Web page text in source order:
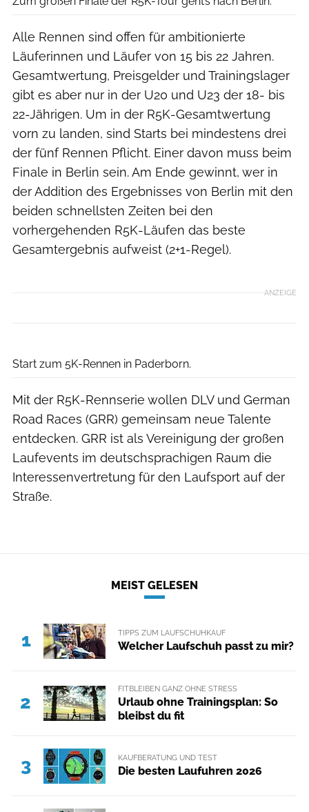
Alle Rennen sind offen für ambitionierte
Läuferinnen und Läufer von 15 bis 22 Jahren.
Gesamtwertung, Preisgelder und Trainingslager
gibt es aber nur in der U20 und U23 der 18- bis
22-Jährigen. Um in der R5K-Gesamtwertung
vorn zu landen, sind Starts bei mindestens drei
der fünf Rennen Pflicht. Einer davon muss beim
Finale in Berlin sein. Am Ende gewinnt, wer in
der Addition des Ergebnisses von Berlin mit den
beiden schnellsten Zeiten bei den
vorhergehenden R5K-Läufen das beste
Gesamtergebnis aufweist (2+1-Regel).
ANZEIGE
Start zum 5K-Rennen in Paderborn.
Mit der R5K-Rennserie wollen DLV und German
Road Races (GRR) gemeinsam neue Talente
entdecken. GRR ist als Vereinigung der großen
Laufevents im deutschsprachigen Raum die
Interessenvertretung für den Laufsport auf der
Straße.
MEIST GELESEN
1 TIPPS ZUM LAUFSCHUHKAUF
Welcher Laufschuh passt zu mir?
2
FITBLEIBEN GANZ OHNE STRESS
Urlaub ohne Trainingsplan: So
bleibst du fit
3 KAUFBERATUNG UND TEST
Die besten Laufuhren 2026